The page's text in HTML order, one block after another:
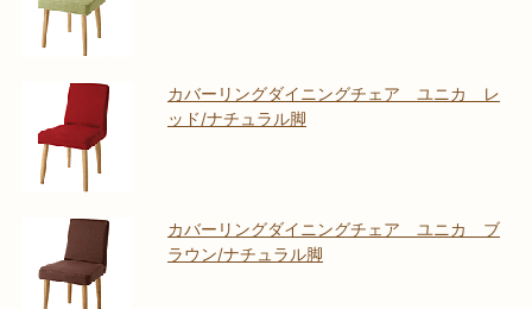
カバーリングダイニングチェア ユニカ レ
ッド/ナチュラル脚
カバーリングダイニングチェア ユニカ ブ
ラウン/ナチュラル脚